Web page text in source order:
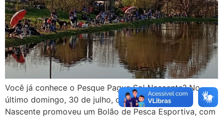
Você já conhece o Pesque Pague Sol Nascente? No
último domingo, 30 de julho, o Pesque Pague Sol
Nascente promoveu um Bolão de Pesca Esportiva, com